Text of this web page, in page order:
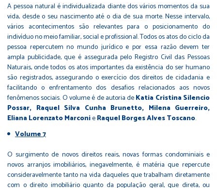
A pessoa natural é individualizada diante dos vários momentos da sua
vida, desde o seu nascimento até o dia de sua morte. Nesse intervalo,
vários acontecimentos são relevantes para o posicionamento do
indivíduo no meio familiar, social e profissional. Todos os atos do ciclo da
pessoa repercutem no mundo jurídico e por essa razão devem ter
ampla publicidade, que é assegurada pelo Registro Civil das Pessoas
Naturais, onde todos os atos importantes da existência do ser humano
são registrados, assegurando o exercício dos direitos de cidadania e
facilitando o enfrentamento dos desafios relacionados aos novos
fenômenos sociais. O volume é de autoria deKatia Cristina Silencio
Possar, Raquel Silva Cunha Brunetto, Milena Guerreiro,
Eliana Lorenzato MarconieRaquel Borges Alves Toscano.
Volume 7
O surgimento de novos direitos reais, novas formas condominiais e
novos arranjos imobiliários, inegavelmente, é matéria que repercute
consideravelmente tanto na vida daqueles que trabalham diretamente
com o direito imobiliário quanto da população geral, que direta, ou